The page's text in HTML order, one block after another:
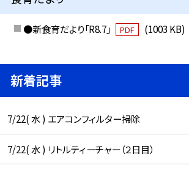
●新食育だより「R8.7」 PDF (1003 KB)
新着記事
7/22( 水 ) エアコンフィルター掃除
7/22( 水 ) リトルティーチャー（２日目）